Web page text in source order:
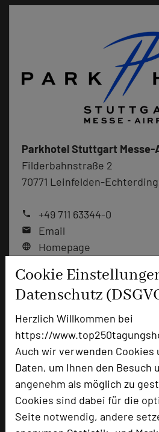
Cookie
Datenschutz
Herzlich Willkommen bei
https://
Auch wir verwenden Cookies
Daten, um Ihnen den Besuch
angenehm als möglich zu
Cookies sind dabei für die
Seite notwendig, andere
Parkhotel Stuttgart
Filderbahnstraße 2
70771 Leinfelden-
phone +49 711 63344-0
mail Email
language Homepage
zur Tagungsanfrage
Bewertung
Tagungsteilnehmer